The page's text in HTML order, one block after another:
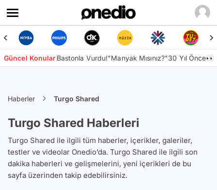
Güncel KonularBastonla Vurdu!"Manyak Mısınız?"30 Yıl Önce👀
Haberler Turgo Shared
Turgo Shared Haberleri
Turgo Shared ile ilgili tüm haberler, içerikler, galeriler,
testler ve videolar Onedio’da. Turgo Shared ile ilgili son
dakika haberleri ve gelişmelerini, yeni içerikleri de bu
sayfa üzerinden takip edebilirsiniz.